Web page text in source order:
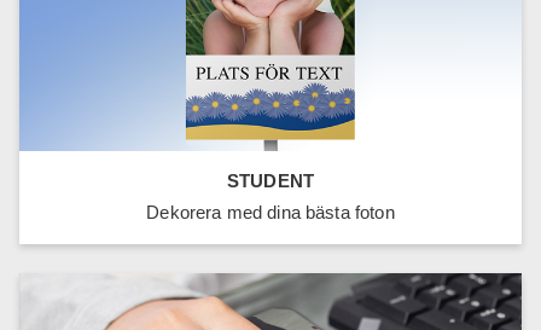
STUDENT
Dekorera med dina bästa foton